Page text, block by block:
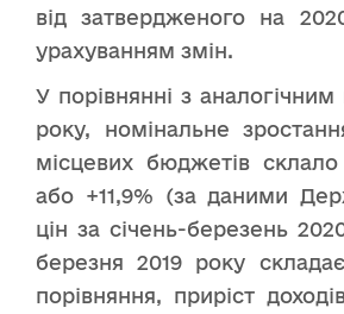
від затвердженого на
урахуванням змін.
У порівнянні з
року, номінальне
місцевих бюджетів
або +11,9% (за даними
цін за січень-березень
березня 2019 року
порівняння, приріст